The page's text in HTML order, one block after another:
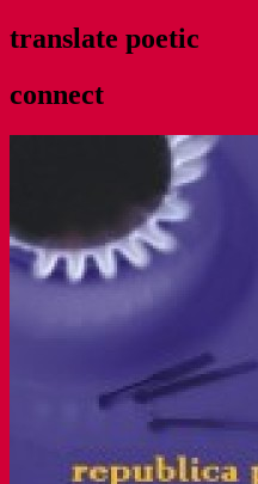
translate poetic
connect